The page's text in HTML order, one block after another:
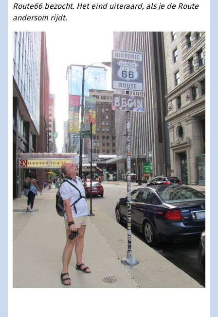
Route66 bezocht. Het eind uiteraard, als je de Route
andersom rijdt.